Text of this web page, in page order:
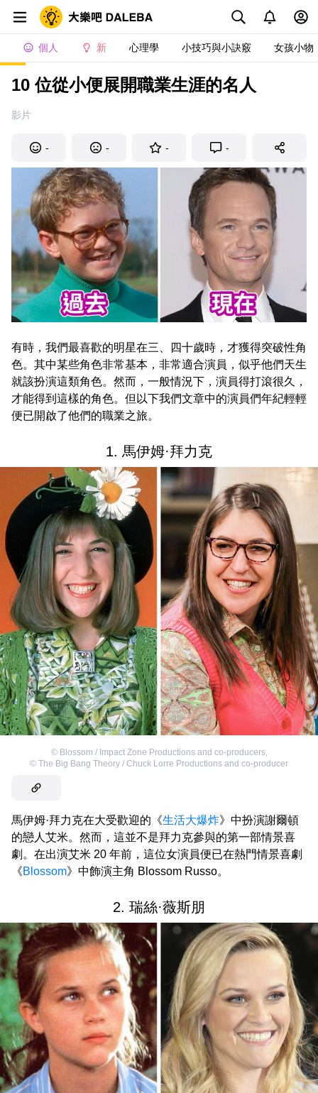
個人 新 心理學 小技巧與小訣竅 女孩小物
10 位從小便展開職業生涯的名人
影片
- - - -
有時，我們最喜歡的明星在三、四十歲時，才獲得突破性角
色。其中某些角色非常基本，非常適合演員，似乎他們天生
就該扮演這類角色。然而，一般情況下，演員得打滾很久，
才能得到這樣的角色。但以下我們文章中的演員們年紀輕輕
便已開啟了他們的職業之旅。
1. 馬伊姆·拜力克
© Blossom / Impact Zone Productions and co-producers,
© The Big Bang Theory / Chuck Lorre Productions and co-producer
馬伊姆·拜力克在大受歡迎的《生活大爆炸》中扮演謝爾頓
的戀人艾米。然而，這並不是拜力克參與的第一部情景喜
劇。在出演艾米 20 年前，這位女演員便已在熱門情景喜劇
《Blossom》中飾演主角 Blossom Russo。
2. 瑞絲·薇斯朋